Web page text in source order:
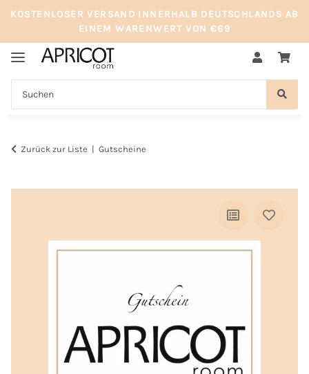
KOSTENLOSER VERSAND INNERHALB DEUTSCHLANDS AB
EINEM WARENWERT VON €69
Zurück zur Liste Gutscheine